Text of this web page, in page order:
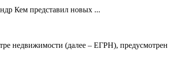
Кем представил новых ...
недвижимости (далее – ЕГРН), предусмотрен